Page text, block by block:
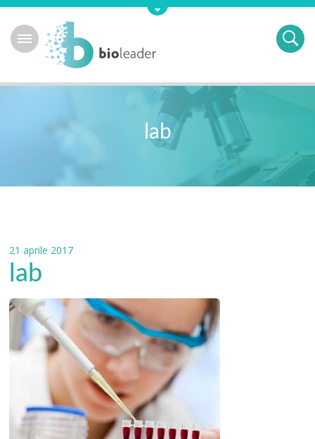
lab
21 aprile 2017
lab